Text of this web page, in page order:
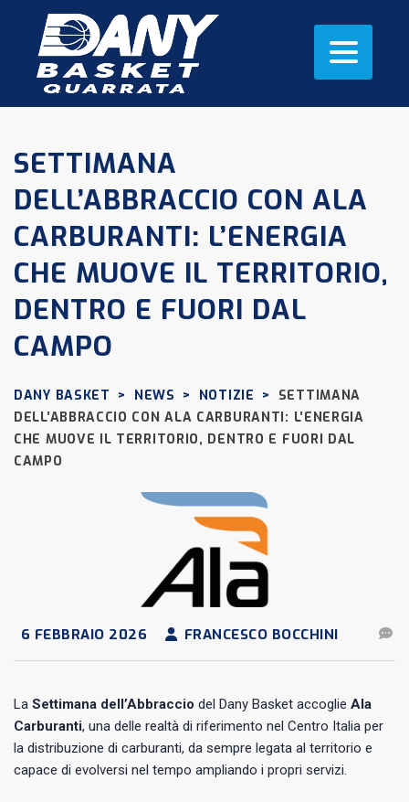
SETTIMANA
DELL’ABBRACCIO CON ALA
CARBURANTI: L’ENERGIA
CHE MUOVE IL TERRITORIO,
DENTRO E FUORI DAL
CAMPO
DANY BASKET > NEWS > NOTIZIE >
SETTIMANA
DELL’ABBRACCIO CON ALA CARBURANTI: L’ENERGIA
CHE MUOVE IL TERRITORIO, DENTRO E FUORI DAL
CAMPO
6 FEBBRAIO 2026 FRANCESCO BOCCHINI
La Settimana dell’Abbraccio del Dany Basket accoglie Ala
Carburanti, una delle realtà di riferimento nel Centro Italia per
la distribuzione di carburanti, da sempre legata al territorio e
capace di evolversi nel tempo ampliando i propri servizi.